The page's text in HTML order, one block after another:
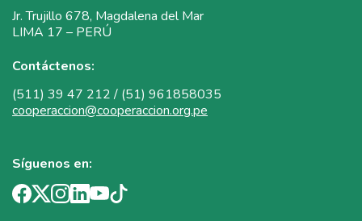
Jr. Trujillo 678, Magdalena del Mar
LIMA 17 – PERÚ
Contáctenos:
(511) 39 47 212 / (51) 961858035
cooperaccion@cooperaccion.org.pe
Síguenos en: